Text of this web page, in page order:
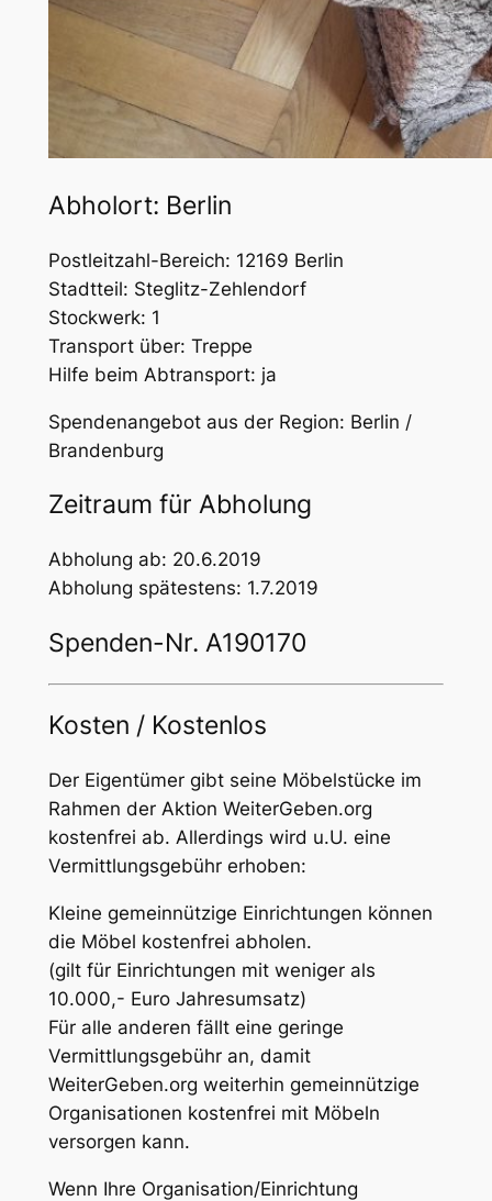
Abholort: Berlin
Postleitzahl-Bereich: 12169 Berlin
Stadtteil: Steglitz-Zehlendorf
Stockwerk: 1
Transport über: Treppe
Hilfe beim Abtransport: ja
Spendenangebot aus der Region: Berlin /
Brandenburg
Zeitraum für Abholung
Abholung ab: 20.6.2019
Abholung spätestens: 1.7.2019
Spenden-Nr. A190170
Kosten / Kostenlos
Der Eigentümer gibt seine Möbelstücke im
Rahmen der Aktion WeiterGeben.org
kostenfrei ab. Allerdings wird u.U. eine
Vermittlungsgebühr erhoben:
Kleine gemeinnützige Einrichtungen können
die Möbel kostenfrei abholen.
(gilt für Einrichtungen mit weniger als
10.000,- Euro Jahresumsatz)
Für alle anderen fällt eine geringe
Vermittlungsgebühr an, damit
WeiterGeben.org weiterhin gemeinnützige
Organisationen kostenfrei mit Möbeln
versorgen kann.
Wenn Ihre Organisation/Einrichtung